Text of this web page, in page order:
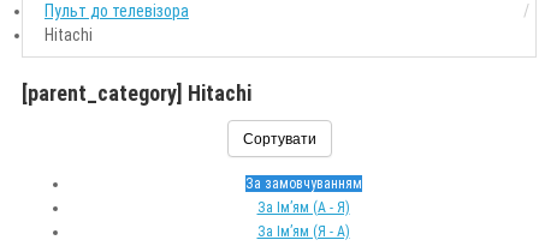
Пульт до телевізора
Hitachi
[parent_category] Hitachi
Сортувати
За замовчуванням
За Ім’ям (A - Я)
За Ім’ям (Я - A)